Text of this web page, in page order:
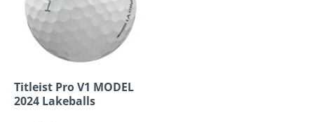
Titleist Pro V1 MODEL
2024 Lakeballs